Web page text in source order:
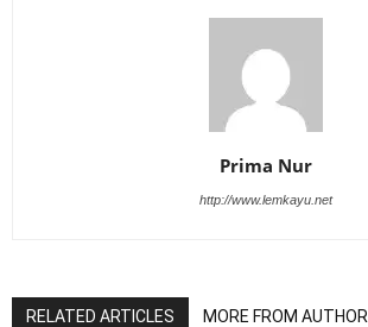
Prima Nur
http://www.lemkayu.net
RELATED ARTICLES MORE FROM AUTHOR